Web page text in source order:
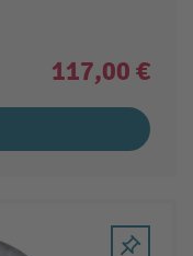
117,00 €